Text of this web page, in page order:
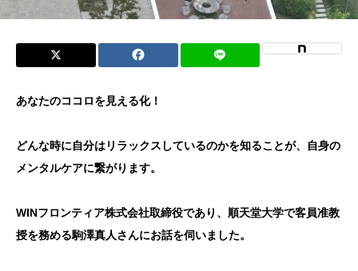
あなたのココロを見える化！
どんな時に自分はリラックスしているのかを知ることが、自身の
メンタルケアに繋がります。
WINフロンティア株式会社取締役であり、順天堂大学で客員准教
授を務める駒澤真人さんにお話を伺いました。